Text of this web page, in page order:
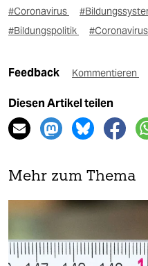
#Coronavirus
#Bildungspolitik
#Coronavirus
Feedback Kommentieren
Diesen Artikel teilen
Mehr zum Thema